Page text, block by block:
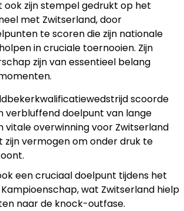
ook zijn stempel gedrukt op het
met Zwitserland, door
te scoren die zijn nationale
in cruciale toernooien. Zijn
zijn van essentieel belang
scoorde
verbluffend doelpunt van lange
vitale overwinning voor Zwitserland
zijn vermogen om onder druk te
een cruciaal doelpunt tijdens het
Kampioenschap, wat Zwitserland hielp
naar de knock-outfase.